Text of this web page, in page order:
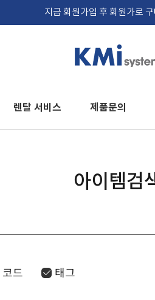
지금 회원가입 후 회원가로
렌탈 서비스 제품문의
아이템검
코드 태그